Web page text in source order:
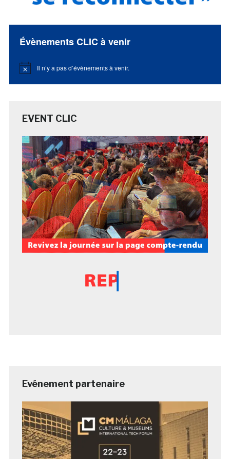
Évènements CLIC à venir
Notice Il n’y a pas d’évènements à venir.
EVENT CLIC
Evénement partenaire